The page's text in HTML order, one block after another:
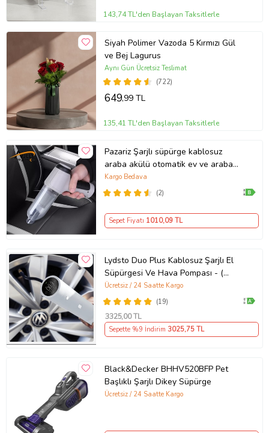
143,74 TL'den Başlayan Taksitlerle
Siyah Polimer Vazoda 5 Kırmızı Gül
ve Bej Lagurus
(722)
Aynı Gün Ücretsiz Teslimat
649,99 TL
135,41 TL'den Başlayan Taksitlerle
Pazariz Şarjlı süpürge kablosuz
araba akülü otomatik ev ve araba
Mini kuru vakum süpürge (Beyaz)
(2)
Kargo Bedava
Sepet Fiyatı 1010,09 TL
Lydsto Duo Plus Kablosuz Şarjlı El
Süpürgesi Ve Hava Pompası - (
Lydsto Türkiye Garantili )
(19)
Ücretsiz / 24 Saatte Kargo
3325,00 TL
Sepette %9 İndirim 3025,75 TL
Black&Decker BHHV520BFP Pet
Başlıklı Şarjlı Dikey Süpürge
Ücretsiz / 24 Saatte Kargo